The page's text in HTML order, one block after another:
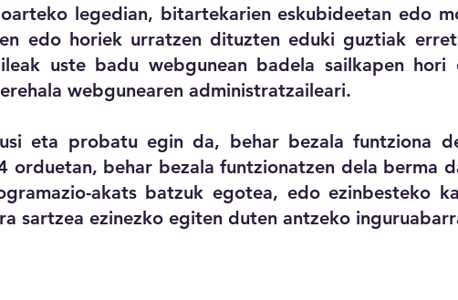
legedian, bitartekarien eskubideetan edo
edo horiek urratzen dituzten eduki guztiak
uste badu webgunean badela sailkapen
webgunearen administratzaileari.
eta probatu egin da, behar bezala funtziona
orduetan, behar bezala funtzionatzen dela berma
akats batzuk egotea, edo ezinbesteko
sartzea ezinezko egiten duten antzeko